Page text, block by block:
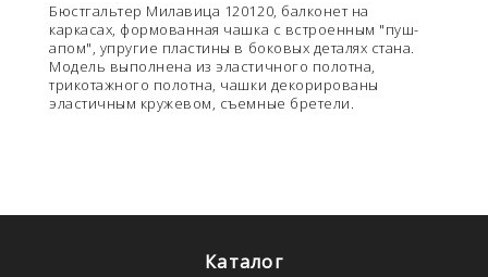
Бюстгальтер Милавица 120120, балконет на
каркасах, формованная чашка с встроенным "пуш-
апом", упругие пластины в боковых деталях стана.
Модель выполнена из эластичного полотна,
трикотажного полотна, чашки декорированы
эластичным кружевом, съемные бретели.
Каталог